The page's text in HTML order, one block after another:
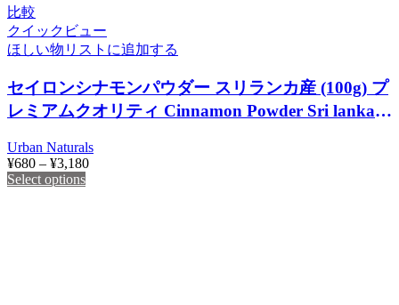
比較
クイックビュー
ほしい物リストに追加する
セイロンシナモンパウダー スリランカ産 (100g) プ
レミアムクオリティ Cinnamon Powder Sri lanka
Urban Naturals
¥680 – ¥3,180
Select options